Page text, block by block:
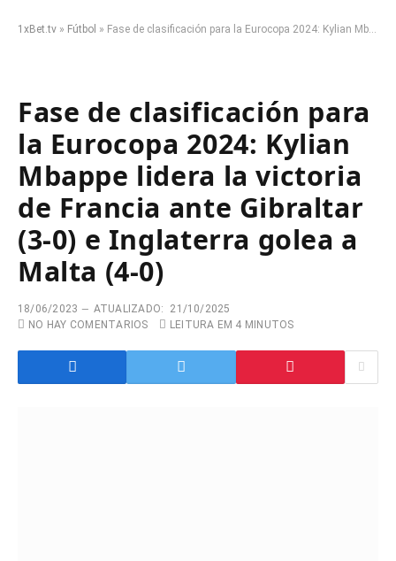
1xBet.tv » Fútbol » Fase de clasificación para la Eurocopa 2024: Kylian Mbappe lidera la victoria de Francia ante Gibraltar (3-0) e Inglaterra golea a Malta (4-0)
Fase de clasificación para
la Eurocopa 2024: Kylian
Mbappe lidera la victoria
de Francia ante Gibraltar
(3-0) e Inglaterra golea a
Malta (4-0)
18/06/2023 ATUALIZADO:
21/10/2025
NO HAY COMENTARIOS
LEITURA EM 4 MINUTOS